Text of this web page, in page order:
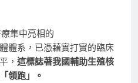
集中亮相的
體體系，已憑藉實打實的臨床
， 這標誌著我國輔助生殖核
領跑」。